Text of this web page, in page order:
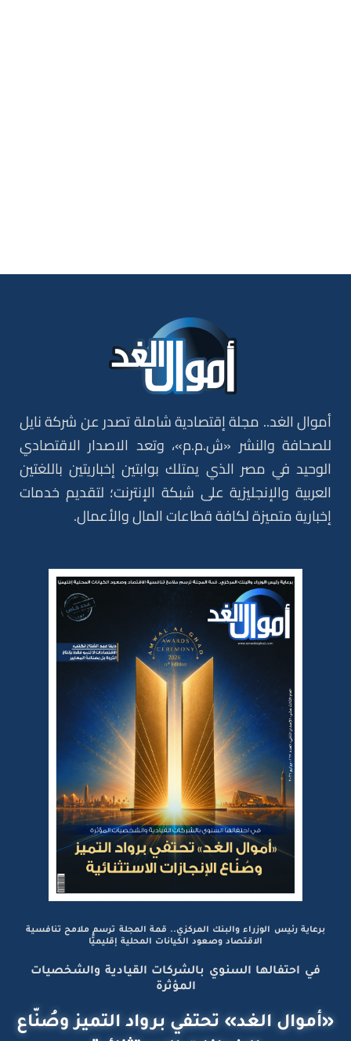
أموال الغد.. مجلة إقتصادية شاملة تصدر عن شركة نايل
للصحافة والنشر «ش.م.م»، وتعد الاصدار الاقتصادي
الوحيد في مصر الذي يمتلك بوابتين إخباريتين باللغتين
العربية والإنجليزية على شبكة الإنترنت؛ لتقديم خدمات
إخبارية متميزة لكافة قطاعات المال والأعمال.
برعاية رئيس الوزراء والبنك المركزي.. قمة المجلة ترسم ملامح تنافسية
الاقتصاد وصعود الكيانات المحلية إقليميًّا
في احتفالها السنوي بالشركات القيادية والشخصيات
المؤثرة
«أموال الغد» تحتفي برواد التميز وصُنّاع